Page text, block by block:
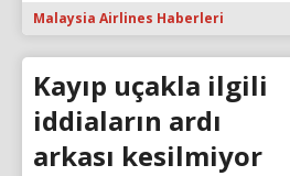
Malaysia Airlines Haberleri
Kayıp uçakla ilgili
iddiaların ardı
arkası kesilmiyor